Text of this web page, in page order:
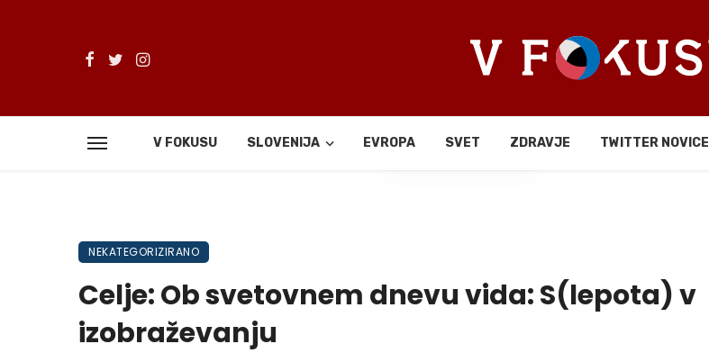
V FOKUSU SLOVENIJA EVROPA SVET ZDRAVJE TWITTER NOVICE
Deli
NEKATEGORIZIRANO
Celje: Ob svetovnem dnevu vida: S(lepota) v
izobraževanju